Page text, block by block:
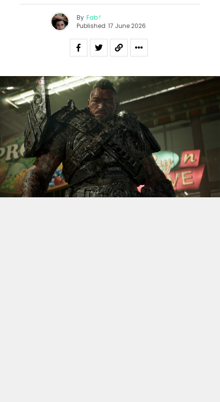
By Fab !
Published 17 June 2026